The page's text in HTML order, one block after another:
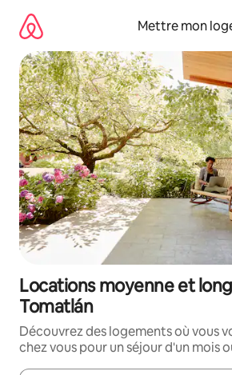
directement
contenu
Mettre mon
Locations moyenne et
Tomatlán
Découvrez des logements où vous
chez vous pour un séjour d'un mois